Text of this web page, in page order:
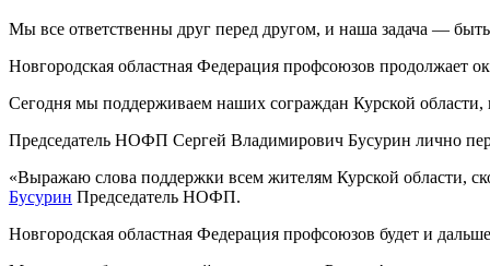
Мы все ответственны друг перед другом, и наша задача —
Новгородская областная Федерация профсоюзов продолжает
Сегодня мы поддерживаем наших сограждан Курской
Председатель НОФП Сергей Владимирович Бусурин лично
«Выражаю слова поддержки всем жителям Курской области,
Бусурин Председатель НОФП.
Новгородская областная Федерация профсоюзов будет и